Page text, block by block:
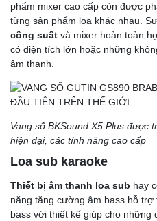
phẩm mixer cao cấp còn được
từng sản phẩm loa khác nhau.
công suất và mixer hoàn toàn
có diện tích lớn hoặc những
âm thanh.
Vang số BKSound X5 Plus được
hiện đại, các tính năng cao cấp
Loa sub karaoke
Thiết bị âm thanh loa sub hay
năng tăng cường âm bass hỗ
bass với thiết kế giúp cho